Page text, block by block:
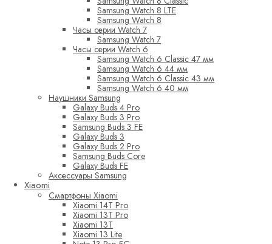
Samsung Watch 8 LTE
Samsung Watch 8
Часы серии Watch 7
Samsung Watch 7
Часы серии Watch 6
Samsung Watch 6 Classic 47 мм
Samsung Watch 6 44 мм
Samsung Watch 6 Classic 43 мм
Samsung Watch 6 40 мм
Наушники Samsung
Galaxy Buds 4 Pro
Galaxy Buds 3 Pro
Samsung Buds 3 FE
Galaxy Buds 3
Galaxy Buds 2 Pro
Samsung Buds Core
Galaxy Buds FE
Аксессуары Samsung
Xiaomi
Смартфоны Xiaomi
Xiaomi 14T Pro
Xiaomi 13T Pro
Xiaomi 13T
Xiaomi 13 Lite